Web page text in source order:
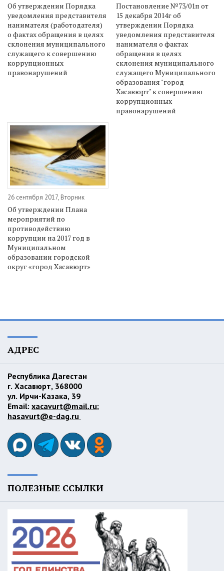
Об утверждении Порядка
уведомления представителя
нанимателя (работодателя)
о фактах обращения в целях
склонения муниципального
служащего к совершению
коррупционных
правонарушений
Постановление №73/01п от
15 декабря 2014г об
утверждении Порядка
уведомления представителя
нанимателя о фактах
обращения в целях
склонения муниципального
служащего Муниципального
образования "город
Хасавюрт" к совершению
коррупционных
правонарушений
26 сентября 2017, Вторник
Об утверждении Плана
мероприятий по
противодействию
коррупции на 2017 год в
Муниципальном
образовании городской
округ «город Хасавюрт»
АДРЕС
Республика Дагестан
г. Хасавюрт, 368000
ул. Ирчи-Казака, 39
Email: xacavurt@mail.ru;
hasavurt@e-dag.ru
ПОЛЕЗНЫЕ ССЫЛКИ